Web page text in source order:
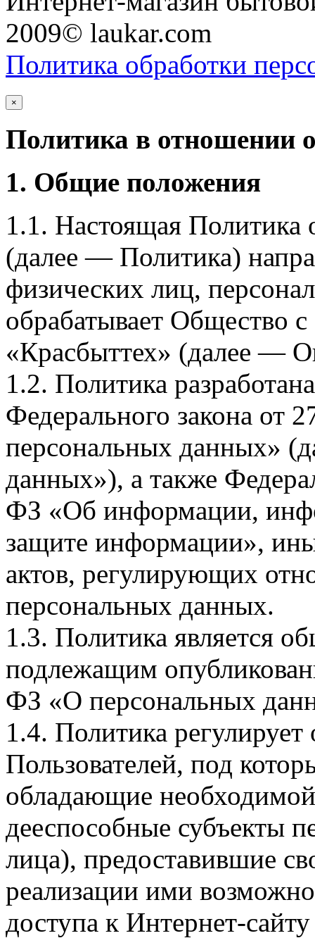
2009© laukar.com
Политика обработки
×
Политика в отношении
1. Общие положения
1.1. Настоящая Политика
(далее — Политика)
физических лиц,
обрабатывает Общество
«Красбыттех» (далее —
1.2. Политика
Федерального закона
персональных данных»
данных»), а также
ФЗ «Об информации,
защите информации»,
актов, регулирующих
персональных данных.
1.3. Политика является
подлежащим
ФЗ «О персональных
1.4. Политика
Пользователей, под
обладающие
дееспособные субъекты
лица), предоставившие
реализации ими
доступа к Интернет-